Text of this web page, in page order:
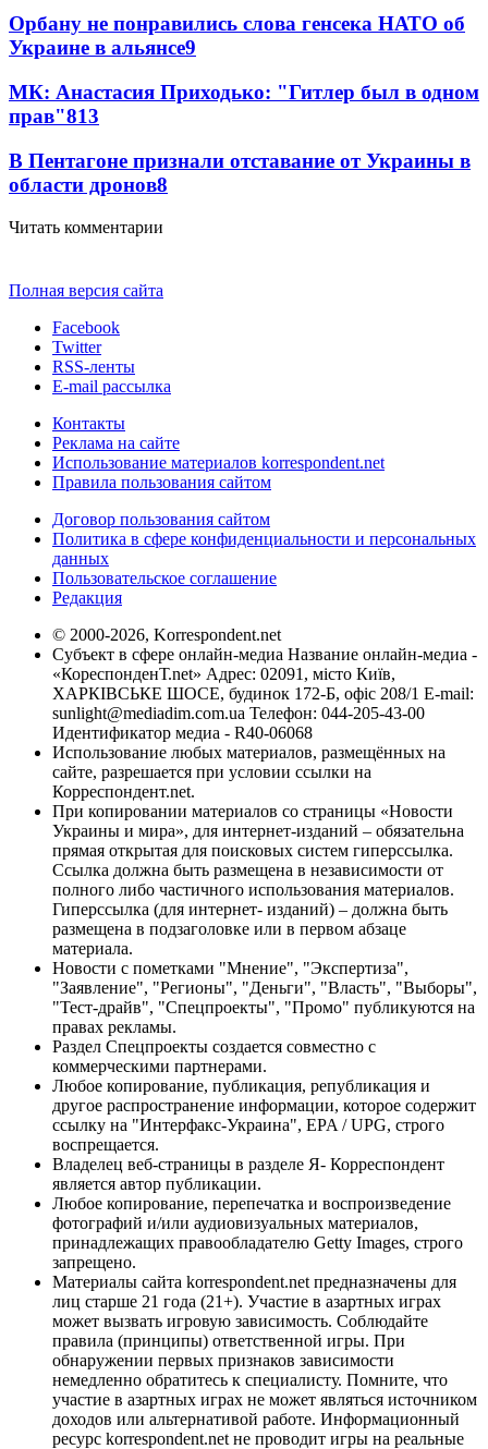
Орбану не понравились слова генсека НАТО об
Украине в альянсе9
МК: Анастасия Приходько: "Гитлер был в одном
прав"813
В Пентагоне признали отставание от Украины в
области дронов8
Читать комментарии
Полная версия сайта
Facebook
Twitter
RSS-ленты
E-mail рассылка
Контакты
Реклама на сайте
Использование материалов korrespondent.net
Правила пользования сайтом
Договор пользования сайтом
Политика в сфере конфиденциальности и персональных
данных
Пользовательское соглашение
Редакция
© 2000-2026, Korrespondent.net
Субъект в сфере онлайн-медиа Название онлайн-медиа -
«КореспонденТ.net» Адрес: 02091, місто Київ,
ХАРКІВСЬКЕ ШОСЕ, будинок 172-Б, офіс 208/1 E-mail:
sunlight@mediadim.com.ua Телефон: 044-205-43-00
Идентификатор медиа - R40-06068
Использование любых материалов, размещённых на
сайте, разрешается при условии ссылки на
Корреспондент.net.
При копировании материалов со страницы «Новости
Украины и мира», для интернет-изданий – обязательна
прямая открытая для поисковых систем гиперссылка.
Ссылка должна быть размещена в независимости от
полного либо частичного использования материалов.
Гиперссылка (для интернет- изданий) – должна быть
размещена в подзаголовке или в первом абзаце
материала.
Новости с пометками "Мнение", "Экспертиза",
"Заявление", "Регионы", "Деньги", "Власть", "Выборы",
"Тест-драйв", "Спецпроекты", "Промо" публикуются на
правах рекламы.
Раздел Спецпроекты создается совместно с
коммерческими партнерами.
Любое копирование, публикация, републикация и
другое распространение информации, которое содержит
ссылку на "Интерфакс-Украина", EPA / UPG, строго
воспрещается.
Владелец веб-страницы в разделе Я- Корреспондент
является автор публикации.
Любое копирование, перепечатка и воспроизведение
фотографий и/или аудиовизуальных материалов,
принадлежащих правообладателю Getty Images, строго
запрещено.
Материалы сайта korrespondent.net предназначены для
лиц старше 21 года (21+). Участие в азартных играх
может вызвать игровую зависимость. Соблюдайте
правила (принципы) ответственной игры. При
обнаружении первых признаков зависимости
немедленно обратитесь к специалисту. Помните, что
участие в азартных играх не может являться источником
доходов или альтернативой работе. Информационный
ресурс korrespondent.net не проводит игры на реальные